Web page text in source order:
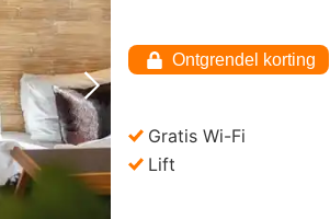
Volgende foto
€
Ontgrendel korting
Gratis Wi-Fi
Lift